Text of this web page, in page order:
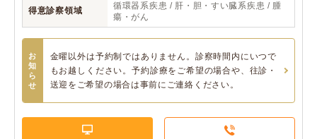
得意診察領域
循環器系疾患 / 肝・胆・すい臓系疾患 / 腫
瘍・がん
お
知
ら
せ
金曜以外は予約制ではありません。診察時間内にいつで
もお越しください。 ​予約診療をご希望の場合や、往診・
送迎をご希望の場合は事前にご連絡ください。